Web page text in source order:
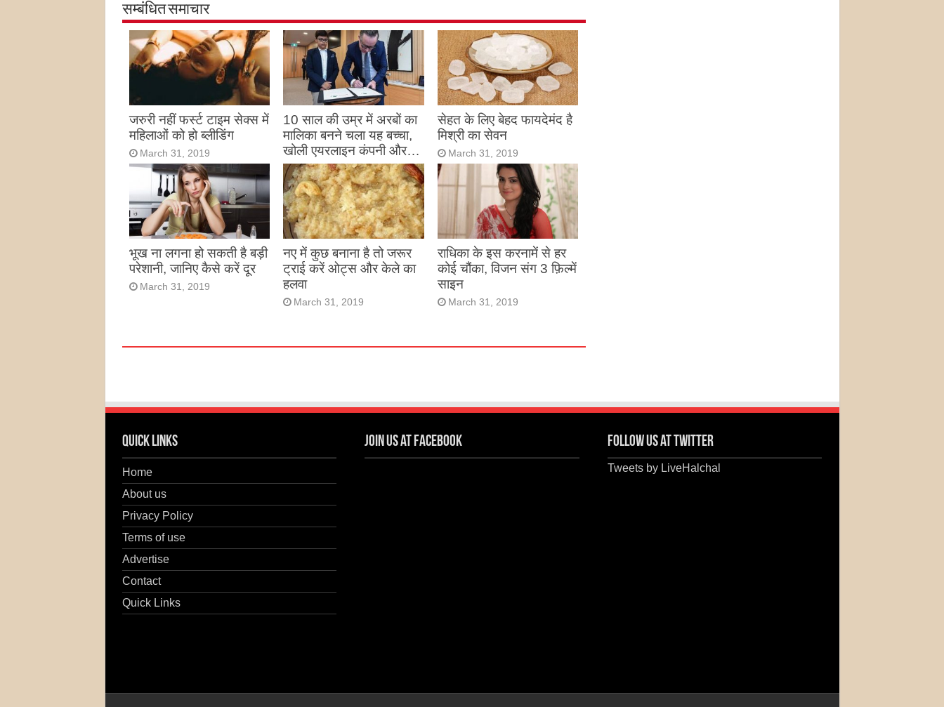
सम्बंधित समाचार
जरुरी नहीं फर्स्ट टाइम सेक्स में
महिलाओं को हो ब्लीडिंग
March 31, 2019
10 साल की उम्र में अरबों का
मालिका बनने चला यह बच्चा,
खोली एयरलाइन कंपनी और…
March 31, 2019
सेहत के लिए बेहद फायदेमंद है
मिश्री का सेवन
March 31, 2019
भूख ना लगना हो सकती है बड़ी
परेशानी, जानिए कैसे करें दूर
March 31, 2019
नए में कुछ बनाना है तो जरूर
ट्राई करें ओट्स और केले का
हलवा
March 31, 2019
राधिका के इस करनामें से हर
कोई चौंका, विजन संग 3 फ़िल्में
साइन
March 31, 2019
Quick Links
Home
About us
Privacy Policy
Terms of use
Advertise
Contact
Quick Links
Join us at Facebook Follow us at Twitter
Tweets by LiveHalchal